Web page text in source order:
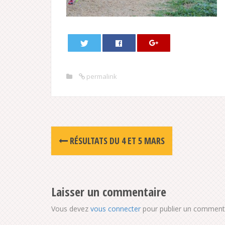
permalink
Post
navigation
RÉSULTATS DU 4 ET 5 MARS
Laisser un commentaire
Vous devez vous connecterpour publier un